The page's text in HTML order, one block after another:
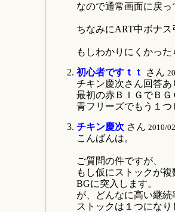
なので通常画面に戻
ちなみにART中ボナ
もしわかりにくかった
初心者ですｔｔ さん
チキン慶次さん回答あ
最初の赤ＢＩＧでＢ
青フリーズでもう１
チキン慶次 さん 2010/
こんばんは。
ご質問の件ですが、
もし仮にストックが
BGに突入します。
が、どんなに高い継続
ストックは１つにな